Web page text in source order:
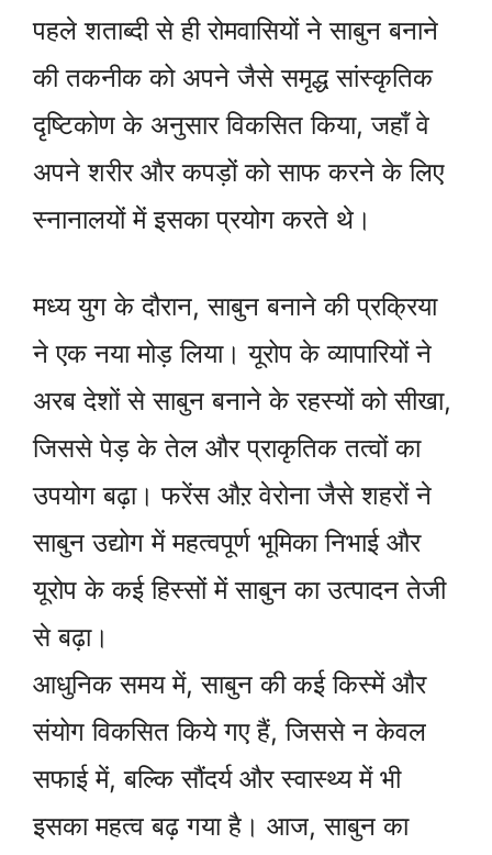
पहले शताब्दी से ही रोमवासियों ने साबुन बनाने
की तकनीक को अपने जैसे समृद्ध सांस्कृतिक
दृष्टिकोण के अनुसार विकसित किया, जहाँ वे
अपने शरीर और कपड़ों को साफ करने के लिए
स्नानालयों में इसका प्रयोग करते थे।
मध्य युग के दौरान, साबुन बनाने की प्रक्रिया
ने एक नया मोड़ लिया। यूरोप के व्यापारियों ने
अरब देशों से साबुन बनाने के रहस्यों को सीखा,
जिससे पेड़ के तेल और प्राकृतिक तत्वों का
उपयोग बढ़ा। फरेंस औऱ वेरोना जैसे शहरों ने
साबुन उद्योग में महत्वपूर्ण भूमिका निभाई और
यूरोप के कई हिस्सों में साबुन का उत्पादन तेजी
से बढ़ा।
आधुनिक समय में, साबुन की कई किस्में और
संयोग विकसित किये गए हैं, जिससे न केवल
सफाई में, बल्कि सौंदर्य और स्वास्थ्य में भी
इसका महत्व बढ़ गया है। आज, साबुन का